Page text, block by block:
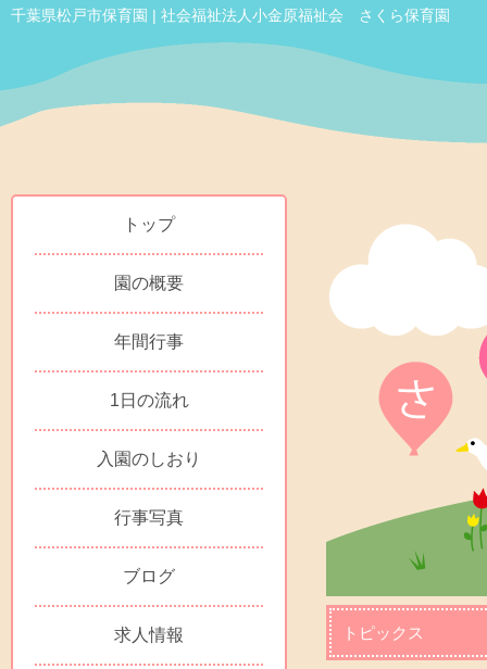
千葉県松戸市保育園 | 社会福祉法人小金原福祉会 さくら保育園
トップ
園の概要
年間行事
1日の流れ
入園のしおり
行事写真
ブログ
求人情報 トピックス